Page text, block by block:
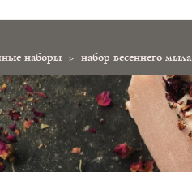
наборы > набор весеннего мыла